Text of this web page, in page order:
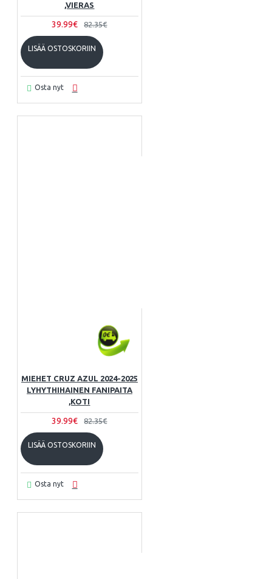
,VIERAS
39.99€ 82.35€
LISÄÄ OSTOSKORIIN
Osta nyt
MIEHET CRUZ AZUL 2024-2025
LYHYTHIHAINEN FANIPAITA
,KOTI
39.99€ 82.35€
LISÄÄ OSTOSKORIIN
Osta nyt